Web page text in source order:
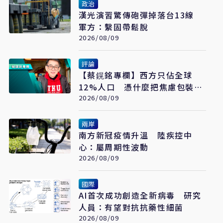
政治
漢光演習驚傳砲彈掉落台13線
軍方：繫固帶鬆脫
2026/08/09
評論
【蔡鎤銘專欄】西方只佔全球
12%人口 憑什麼把焦慮包裝成
普世價值
2026/08/09
兩岸
南方新冠疫情升溫 陸疾控中
心：屬周期性波動
2026/08/09
國際
AI首次成功創造全新病毒 研究
人員：有望對抗抗藥性細菌
2026/08/09